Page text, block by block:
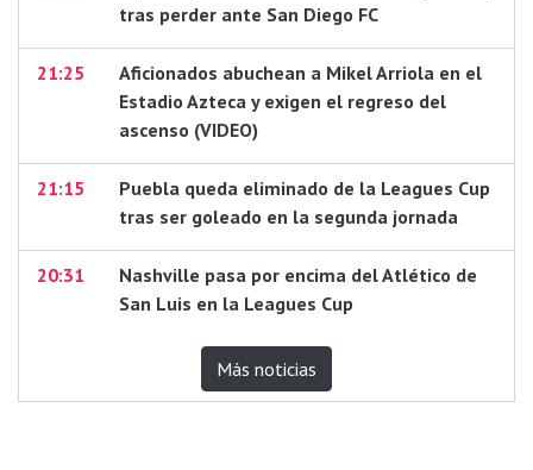
tras perder ante San Diego FC
21:25
Aficionados abuchean a Mikel Arriola en el
Estadio Azteca y exigen el regreso del
ascenso (VIDEO)
21:15
Puebla queda eliminado de la Leagues Cup
tras ser goleado en la segunda jornada
20:31
Nashville pasa por encima del Atlético de
San Luis en la Leagues Cup
Más noticias